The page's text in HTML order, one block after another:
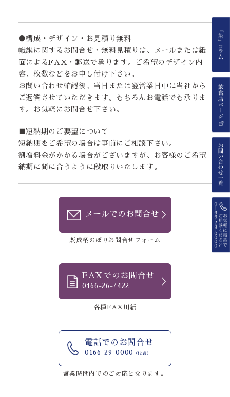
●構成・デザイン・お見積り無料
幟旗に関するお問合せ・無料見積りは、メールまたは紙
面によるFAX・郵送で承ります。ご希望のデザイン内
容、枚数などをお申し付け下さい。
お問い合わせ確認後、当日または翌営業日中に当社から
ご返答させていただきます。もちろんお電話でも承りま
す。お気軽にお問合せ下さい。
■短納期のご要望について
短納期をご希望の場合は事前にご相談下さい。
割増料金がかかる場合がございますが、お客様のご希望
納期に間に合うように段取りいたします。
メールでのお問合せ
既成柄のぼりお問合せフォーム
FAXでのお問合せ
0166-26-7422
各種FAX用紙
電話でのお問合せ
0166-29-0000 （代表）
営業時間内でのご対応となります。